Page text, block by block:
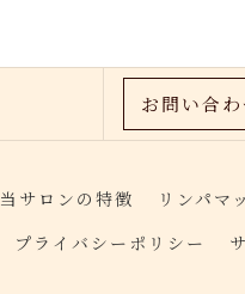
お問い合
当サロンの特徴 リンパマ
プライバシーポリシー